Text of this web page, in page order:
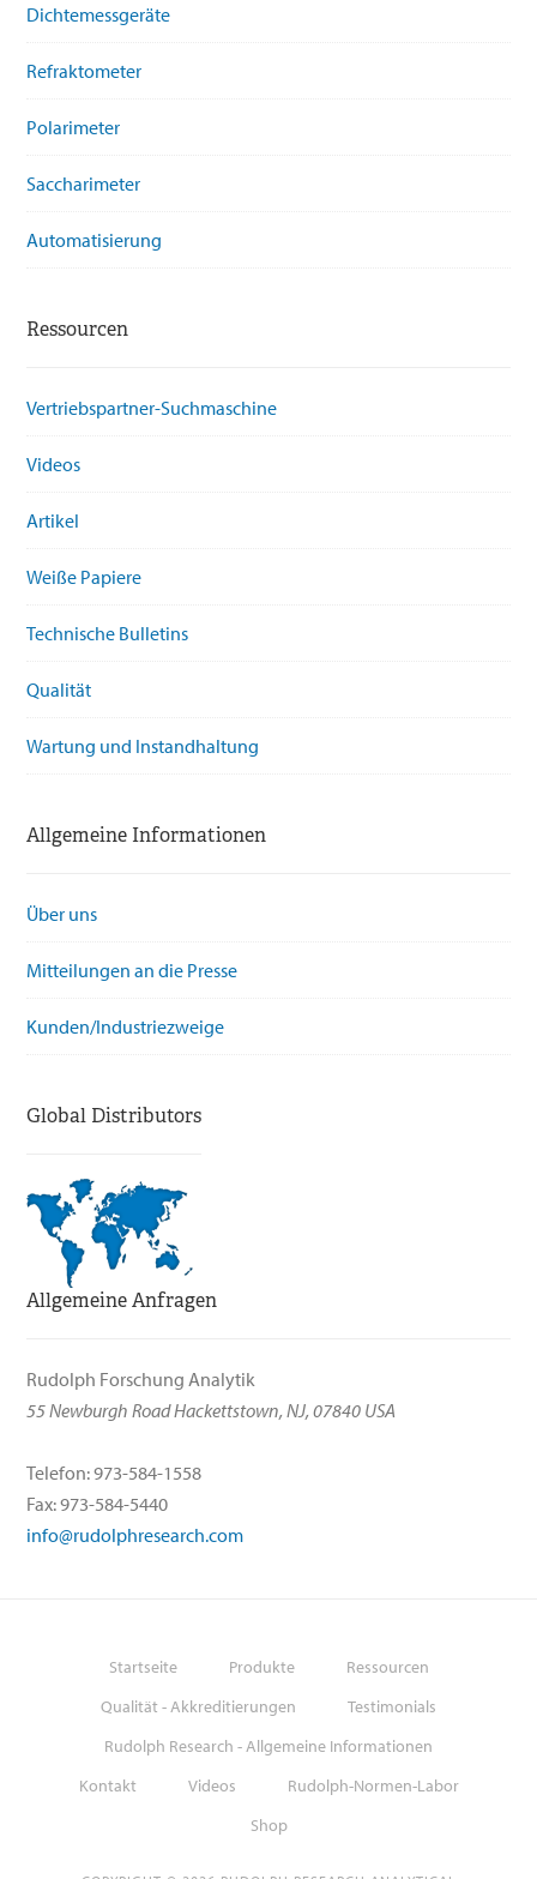
Dichtemessgeräte
Refraktometer
Polarimeter
Saccharimeter
Automatisierung
Ressourcen
Vertriebspartner-Suchmaschine
Videos
Artikel
Weiße Papiere
Technische Bulletins
Qualität
Wartung und Instandhaltung
Allgemeine Informationen
Über uns
Mitteilungen an die Presse
Kunden/Industriezweige
Global Distributors
Allgemeine Anfragen
Rudolph Forschung Analytik
55 Newburgh Road Hackettstown, NJ, 07840 USA
Telefon: 973-584-1558
Fax: 973-584-5440
info@rudolphresearch.com
Startseite Produkte
Ressourcen
Qualität - Akkreditierungen
Testimonials
Rudolph Research - Allgemeine Informationen
Kontakt
Videos
Rudolph-Normen-Labor
Shop